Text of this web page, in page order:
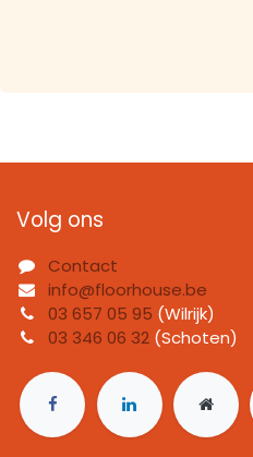
Volg ons
Contact
info@floorhouse.be
03 657 05 95 (Wilrijk)
03 346 06 32 (Schoten)